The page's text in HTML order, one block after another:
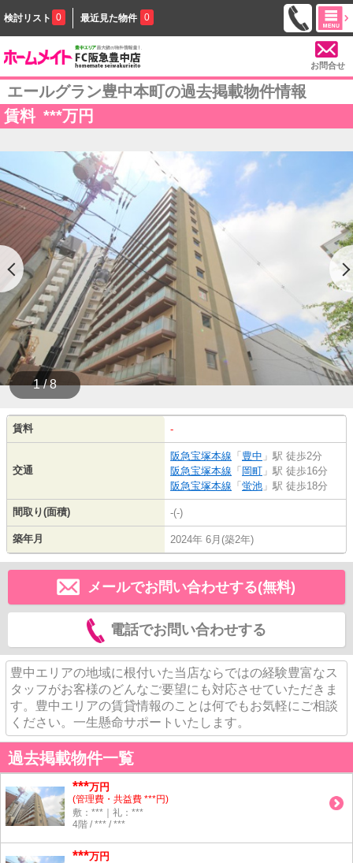
検討リスト 0 最近見た物件 0
お問合せ
エールグラン豊中本町の過去掲載物件情報
賃料 ***万円
1 / 8
賃料 -
交通
阪急宝塚本線 「 豊中 」駅 徒歩2分
阪急宝塚本線 「 岡町 」駅 徒歩16分
阪急宝塚本線 「 蛍池 」駅 徒歩18分
間取り(面積) -(-)
築年月 2024年 6月(築2年)
メールでお問い合わせする(無料)
電話でお問い合わせする
豊中エリアの地域に根付いた当店ならではの経験豊富なス
タッフがお客様のどんなご要望にも対応させていただきま
す。豊中エリアの賃貸情報のことは何でもお気軽にご相談
ください。一生懸命サポートいたします。
過去掲載物件一覧
***万円
(管理費・共益費 ***円)
敷：***｜礼：***
4階 / *** / ***
***万円